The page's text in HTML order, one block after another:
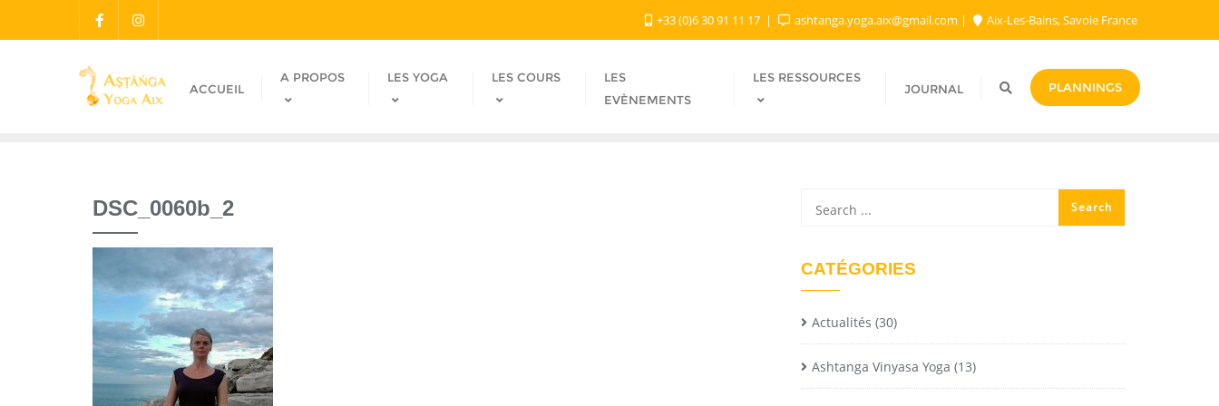
+33 (0)6 30 91 11 17 ashtanga.yoga.aix@gmail.com​ Aix-Les-Bains, Savoie France
ACCUEIL
A PROPOS LES YOGA LES COURS
LES
EVÈNEMENTS
LES RESSOURCES
JOURNAL PLANNINGS
DSC_0060b_2
CATÉGORIES
Actualités (30)
Ashtanga Vinyasa Yoga (13)